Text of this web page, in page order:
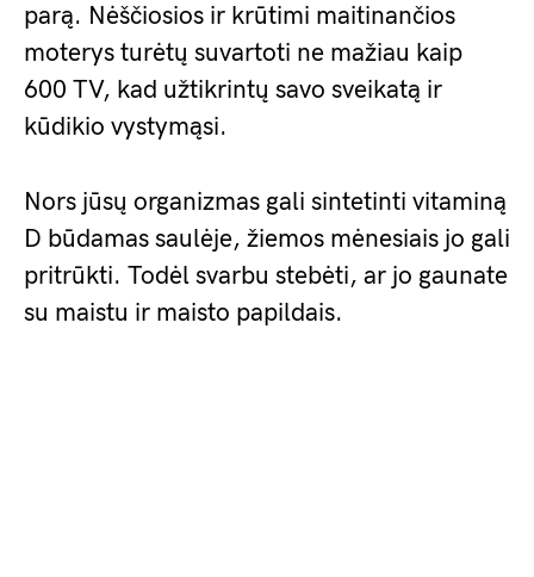
parą. Nėščiosios ir krūtimi maitinančios
moterys turėtų suvartoti ne mažiau kaip
600 TV, kad užtikrintų savo sveikatą ir
kūdikio vystymąsi.
Nors jūsų organizmas gali sintetinti vitaminą
D būdamas saulėje, žiemos mėnesiais jo gali
pritrūkti. Todėl svarbu stebėti, ar jo gaunate
su maistu ir maisto papildais.